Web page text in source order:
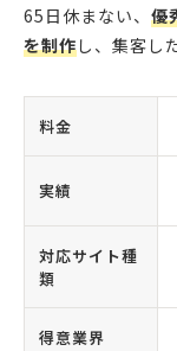
65日休まない、 優
を制作し、集客し
料金
実績
対応サイト種
類
得意業界